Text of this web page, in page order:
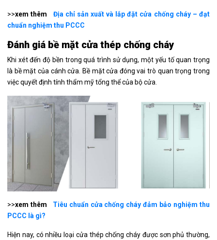
>>xem thêm
Địa chỉ sản xuất và lắp đặt cửa chống cháy – đạt
chuẩn nghiệm thu PCCC
Đánh giá bề mặt cửa thép chống cháy
Khi xét đến độ bền trong quá trình sử dụng, một yếu tố quan trọng
là bề mặt của cánh cửa. Bề mặt cửa đóng vai trò quan trọng trong
việc quyết định tính thẩm mỹ tổng thể của bộ cửa.
>>xem thêm
Tiêu chuẩn cửa chống cháy đảm bảo nghiệm thu
PCCC là gì?
Hiện nay, có nhiều loại cửa thép chống cháy được sơn phủ thường,